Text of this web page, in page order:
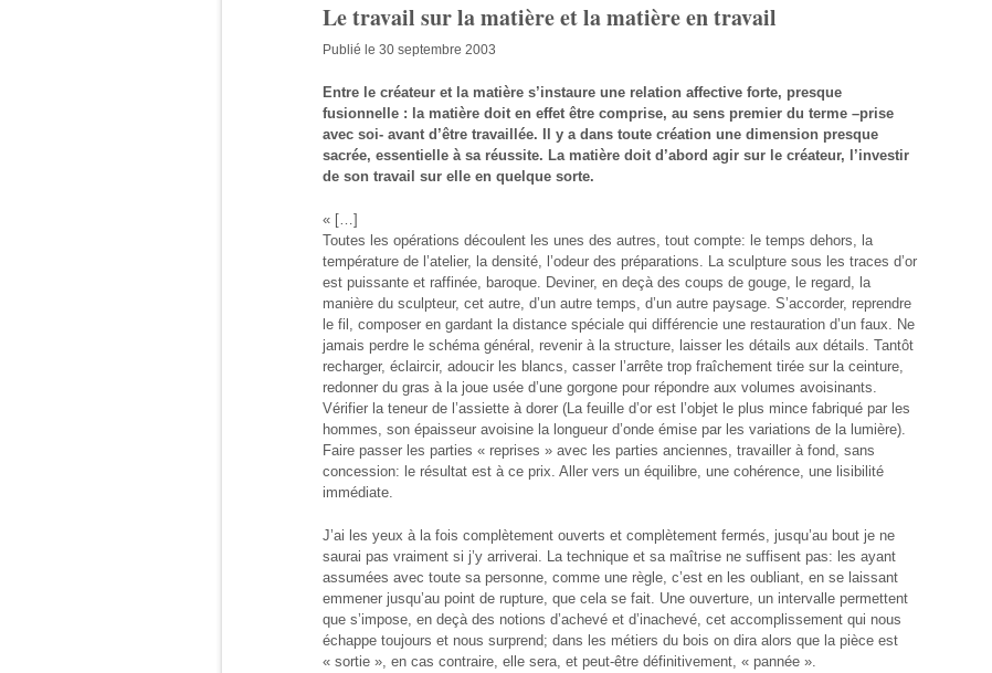
Le travail sur la matière et la matière en travail
Publié le 30 septembre 2003
Entre le créateur et la matière s’instaure une relation affective forte, presque
fusionnelle : la matière doit en effet être comprise, au sens premier du terme –prise
avec soi- avant d’être travaillée. Il y a dans toute création une dimension presque
sacrée, essentielle à sa réussite. La matière doit d’abord agir sur le créateur, l’investir
de son travail sur elle en quelque sorte.
« […]
Toutes les opérations découlent les unes des autres, tout compte: le temps dehors, la
température de l’atelier, la densité, l’odeur des préparations. La sculpture sous les traces d’or
est puissante et raffinée, baroque. Deviner, en deçà des coups de gouge, le regard, la
manière du sculpteur, cet autre, d’un autre temps, d’un autre paysage. S’accorder, reprendre
le fil, composer en gardant la distance spéciale qui différencie une restauration d’un faux. Ne
jamais perdre le schéma général, revenir à la structure, laisser les détails aux détails. Tantôt
recharger, éclaircir, adoucir les blancs, casser l’arrête trop fraîchement tirée sur la ceinture,
redonner du gras à la joue usée d’une gorgone pour répondre aux volumes avoisinants.
Vérifier la teneur de l’assiette à dorer (La feuille d’or est l’objet le plus mince fabriqué par les
hommes, son épaisseur avoisine la longueur d’onde émise par les variations de la lumière).
Faire passer les parties « reprises » avec les parties anciennes, travailler à fond, sans
concession: le résultat est à ce prix. Aller vers un équilibre, une cohérence, une lisibilité
immédiate.
J’ai les yeux à la fois complètement ouverts et complètement fermés, jusqu’au bout je ne
saurai pas vraiment si j’y arriverai. La technique et sa maîtrise ne suffisent pas: les ayant
assumées avec toute sa personne, comme une règle, c’est en les oubliant, en se laissant
emmener jusqu’au point de rupture, que cela se fait. Une ouverture, un intervalle permettent
que s’impose, en deçà des notions d’achevé et d’inachevé, cet accomplissement qui nous
échappe toujours et nous surprend; dans les métiers du bois on dira alors que la pièce est
« sortie », en cas contraire, elle sera, et peut-être définitivement, « pannée ».